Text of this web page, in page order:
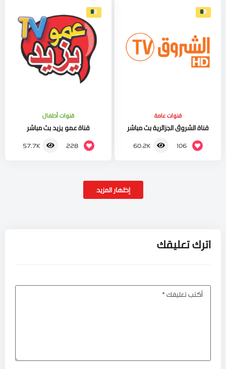
قنوات عامة
قناة الشروق الجزائرية بث مباشر
106
60.2K
قنوات أطفال
قناة عمو يزيد بث مباشر
228
57.7K
إظهار المزيد
اترك تعليقك